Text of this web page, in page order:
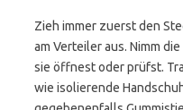
Zieh immer zuerst den
am Verteiler aus. Nimm
sie öffnest oder prüfst.
wie isolierende